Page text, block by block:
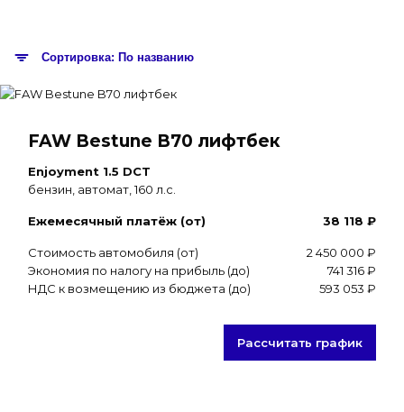
Сортировка: По названию
FAW Bestune B70 лифтбек
Enjoyment 1.5 DCT
бензин, автомат, 160 л.с.
Ежемесячный платёж (от) 38 118 ₽
Стоимость автомобиля (от)
2 450 000 ₽
Экономия по налогу на прибыль (до)
741 316 ₽
НДС к возмещению из бюджета (до)
593 053 ₽
Рассчитать график